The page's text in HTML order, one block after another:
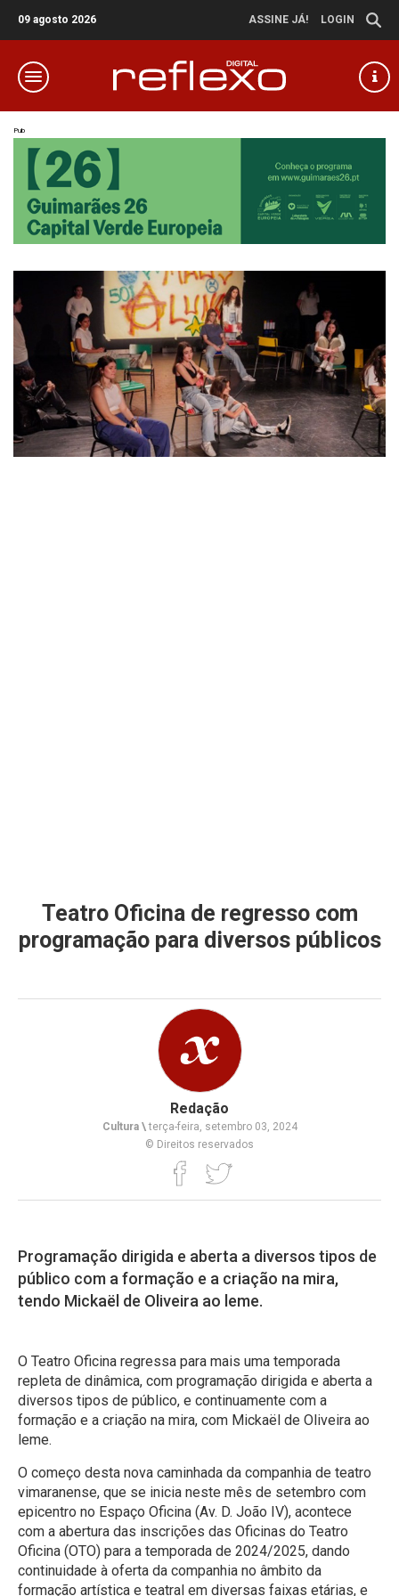
09 agosto 2026 ASSINE JÁ! LOGIN
Pub
Teatro Oficina de regresso com
programação para diversos públicos
Redação
Cultura \terça-feira, setembro 03, 2024
© Direitos reservados
Programação dirigida e aberta a diversos tipos de
público com a formação e a criação na mira,
tendo Mickaël de Oliveira ao leme.
O Teatro Oficina regressa para mais uma temporada
repleta de dinâmica, com programação dirigida e aberta a
diversos tipos de público, e continuamente com a
formação e a criação na mira, com Mickaël de Oliveira ao
leme.
O começo desta nova caminhada da companhia de teatro
vimaranense, que se inicia neste mês de setembro com
epicentro no Espaço Oficina (Av. D. João IV), acontece
com a abertura das inscrições das Oficinas do Teatro
Oficina (OTO) para a temporada de 2024/2025, dando
continuidade à oferta da companhia no âmbito da
formação artística e teatral em diversas faixas etárias, e